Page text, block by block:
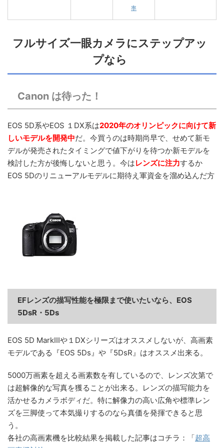
率
フルサイズ一眼カメラにステップアッ
プなら
Canon は待った！
EOS 5D系やEOS １DX系は2020年のオリンピックに向けて新
しいモデルを開発中だ。今買うのは時期尚早で、せめて新モ
デルが発売されたタイミングで値下がりを待つか新モデルを
検討した方が後悔しないと思う。今はレンズに注力するか
EOS 5Dのリニューアルモデルに期待え軍資金を溜め込んだ方
EFレンズの描写性能を極限まで使いたいなら、EOS
5DsR・5Ds
EOS 5D MarkIIIや１DXシリーズはオススメしないが、高画素
モデルである『EOS 5Ds』や『5DsR』はオススメ出来る。
5000万画素を超える画素数を有しているので、レンズ次第で
は超解像的な写真を獲ることが出来る。レンズの描写能力を
活かせるカメラボディだ。特に解像力の高い広角や標準レン
ズを三脚使って本気撮りするのなら真価を発揮できると思
う。
各社の高画素機を比較結果を掲載した記事はコチラ：「超高